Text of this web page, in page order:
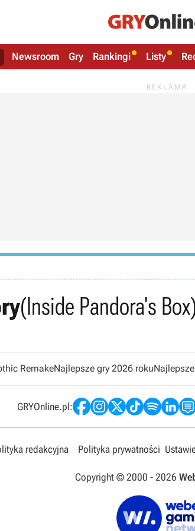
Newsroom Gry Rankingi Listy
(Inside Pandora's
RemakeNajlepsze gry 2026 roku
GRYOnline.pl:
redakcyjna Polityka prywatności
Copyright © 2000 - 2026